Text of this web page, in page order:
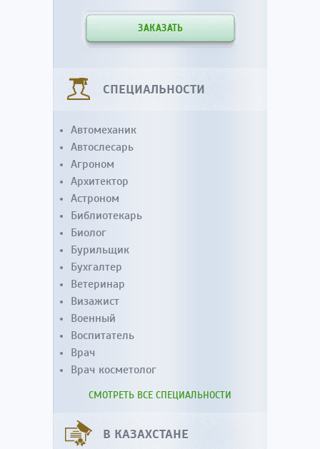
ЗАКАЗАТЬ
СПЕЦИАЛЬНОСТИ
Автомеханик
Автослесарь
Агроном
Архитектор
Астроном
Библиотекарь
Биолог
Бурильщик
Бухгалтер
Ветеринар
Визажист
Военный
Воспитатель
Врач
Врач косметолог
СМОТРЕТЬ ВСЕ СПЕЦИАЛЬНОСТИ
В КАЗАХСТАНЕ